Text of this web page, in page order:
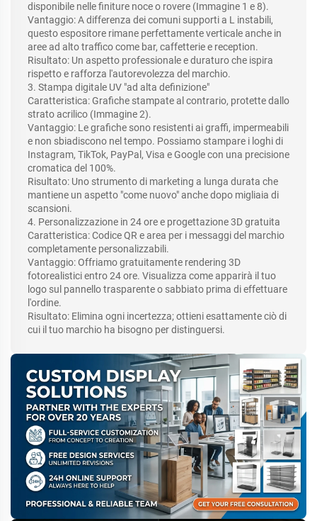
disponibile nelle finiture noce o rovere (Immagine 1 e 8).
Vantaggio: A differenza dei comuni supporti a L instabili,
questo espositore rimane perfettamente verticale anche in
aree ad alto traffico come bar, caffetterie e reception.
Risultato: Un aspetto professionale e duraturo che ispira
rispetto e rafforza l'autorevolezza del marchio.
3. Stampa digitale UV "ad alta definizione"
Caratteristica: Grafiche stampate al contrario, protette dallo
strato acrilico (Immagine 2).
Vantaggio: Le grafiche sono resistenti ai graffi, impermeabili
e non sbiadiscono nel tempo. Possiamo stampare i loghi di
Instagram, TikTok, PayPal, Visa e Google con una precisione
cromatica del 100%.
Risultato: Uno strumento di marketing a lunga durata che
mantiene un aspetto "come nuovo" anche dopo migliaia di
scansioni.
4. Personalizzazione in 24 ore e progettazione 3D gratuita
Caratteristica: Codice QR e area per i messaggi del marchio
completamente personalizzabili.
Vantaggio: Offriamo gratuitamente rendering 3D
fotorealistici entro 24 ore. Visualizza come apparirà il tuo
logo sul pannello trasparente o sabbiato prima di effettuare
l'ordine.
Risultato: Elimina ogni incertezza; ottieni esattamente ciò di
cui il tuo marchio ha bisogno per distinguersi.